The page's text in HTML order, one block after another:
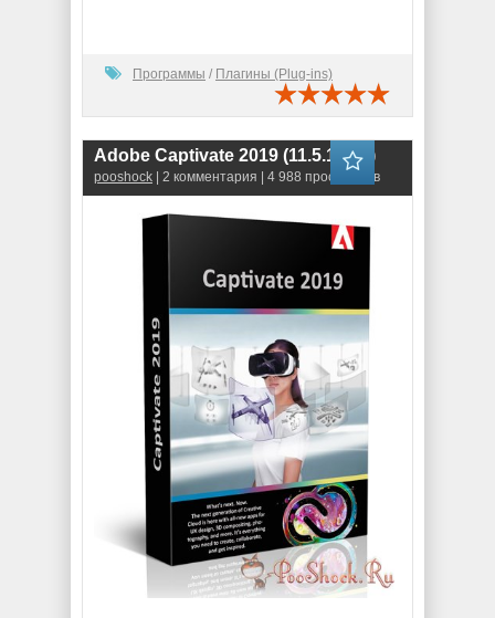
Программы / Плагины (Plug-ins)
Adobe Captivate 2019 (11.5.1.499)
pooshock | 2 комментария | 4 988 просмотров